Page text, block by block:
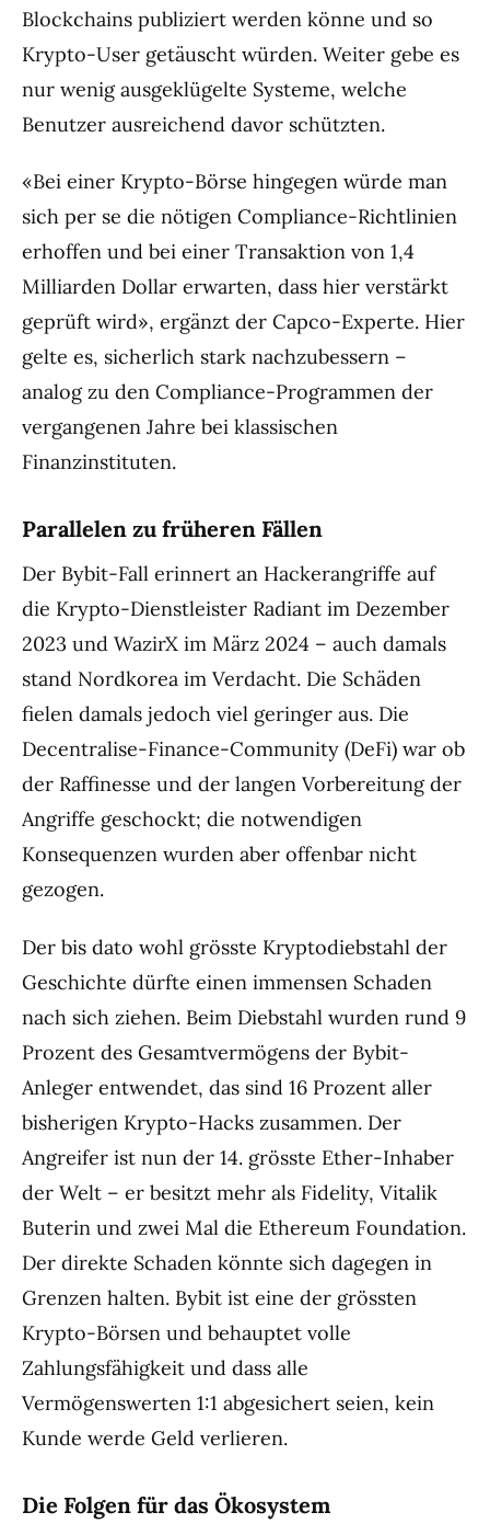
Blockchains publiziert werden könne und so
Krypto-User getäuscht würden. Weiter gebe es
nur wenig ausgeklügelte Systeme, welche
Benutzer ausreichend davor schützten.
«Bei einer Krypto-Börse hingegen würde man
sich per se die nötigen Compliance-Richtlinien
erhoffen und bei einer Transaktion von 1,4
Milliarden Dollar erwarten, dass hier verstärkt
geprüft wird», ergänzt der Capco-Experte. Hier
gelte es, sicherlich stark nachzubessern –
analog zu den Compliance-Programmen der
vergangenen Jahre bei klassischen
Finanzinstituten.
Parallelen zu früheren Fällen
Der Bybit-Fall erinnert an Hackerangriffe auf
die Krypto-Dienstleister Radiant im Dezember
2023 und WazirX im März 2024 – auch damals
stand Nordkorea im Verdacht. Die Schäden
fielen damals jedoch viel geringer aus. Die
Decentralise-Finance-Community (DeFi) war ob
der Raffinesse und der langen Vorbereitung der
Angriffe geschockt; die notwendigen
Konsequenzen wurden aber offenbar nicht
gezogen.
Der bis dato wohl grösste Kryptodiebstahl der
Geschichte dürfte einen immensen Schaden
nach sich ziehen. Beim Diebstahl wurden rund 9
Prozent des Gesamtvermögens der Bybit-
Anleger entwendet, das sind 16 Prozent aller
bisherigen Krypto-Hacks zusammen. Der
Angreifer ist nun der 14. grösste Ether-Inhaber
der Welt – er besitzt mehr als Fidelity, Vitalik
Buterin und zwei Mal die Ethereum Foundation.
Der direkte Schaden könnte sich dagegen in
Grenzen halten. Bybit ist eine der grössten
Krypto-Börsen und behauptet volle
Zahlungsfähigkeit und dass alle
Vermögenswerten 1:1 abgesichert seien, kein
Kunde werde Geld verlieren.
Die Folgen für das Ökosystem